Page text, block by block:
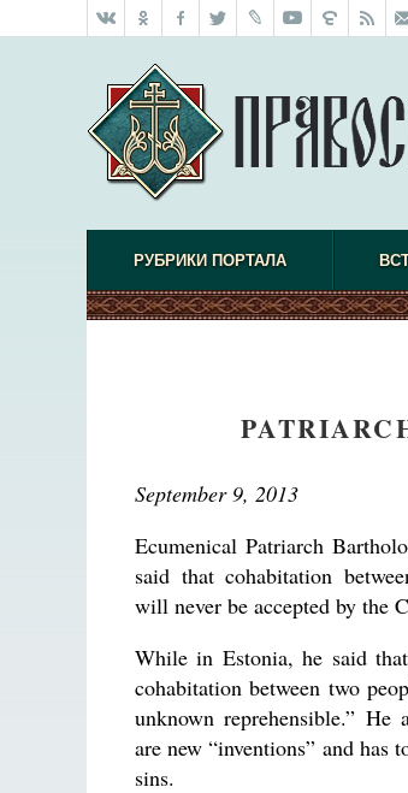
РУБРИКИ ПОРТАЛА
September 9, 2013
Ecumenical Patriarch
said that cohabitation
will never be accepted by the
While in Estonia, he said
cohabitation between two
unknown reprehensible.” He
are new “inventions” and
sins.